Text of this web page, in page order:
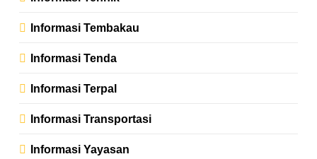
Informasi Tembakau
Informasi Tenda
Informasi Terpal
Informasi Transportasi
Informasi Yayasan